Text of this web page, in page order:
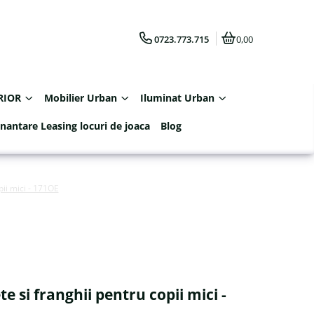
0723.773.715 0,00
Mobilier Urban Iluminat Urban
Leasing locuri de joaca Blog
mici - 171OE
si franghii pentru copii mici -